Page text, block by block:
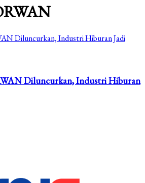
Diluncurkan, Industri Hiburan